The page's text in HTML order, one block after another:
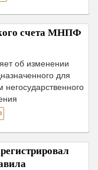
счета МНПФ
об изменении
для